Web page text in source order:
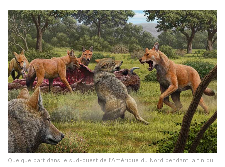
Quelque part dans le sud-ouest de l’Amérique du Nord pendant la fin du